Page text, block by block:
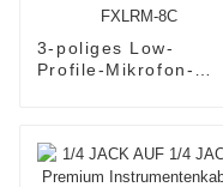
3-poliges Low-
Profile-Mikrofon-